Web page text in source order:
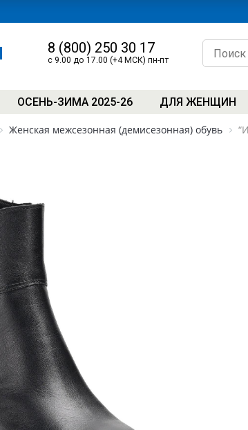
8 (800) 250 30 17
с 9.00 до 17.00 (+4 МСК) пн-пт
ОСЕНЬ-ЗИМА 2025-26 ДЛЯ ЖЕНЩИН
Женская межсезонная (демисезонная) обувь